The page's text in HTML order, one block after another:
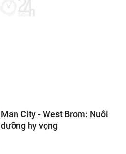
Man City - West Brom: Nuôi
dưỡng hy vọng